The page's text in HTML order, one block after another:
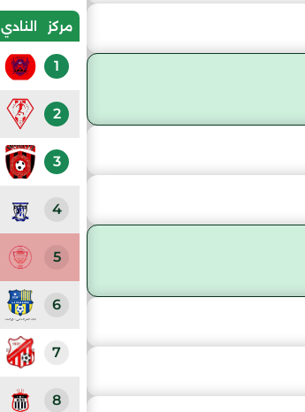
مركز النادي
1
2
3
4
5
6
7
8